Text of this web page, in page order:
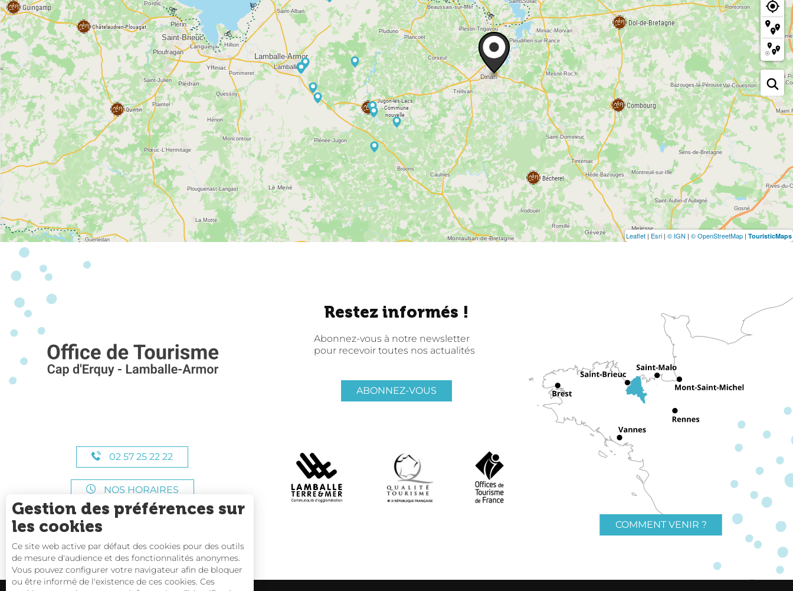
Leaflet | Esri | © IGN | © OpenStreetMap | TouristicMaps
02 57 25 22 22
NOS HORAIRES
Restez informés !
Abonnez-vous à notre newsletter
pour recevoir toutes nos actualités
ABONNEZ-VOUS
COMMENT VENIR ?
Gestion des préférences sur
les cookies
Ce site web active par défaut des cookies pour des outils
de mesure d'audience et des fonctionnalités anonymes.
Vous pouvez configurer votre navigateur afin de bloquer
ou être informé de l'existence de ces cookies. Ces